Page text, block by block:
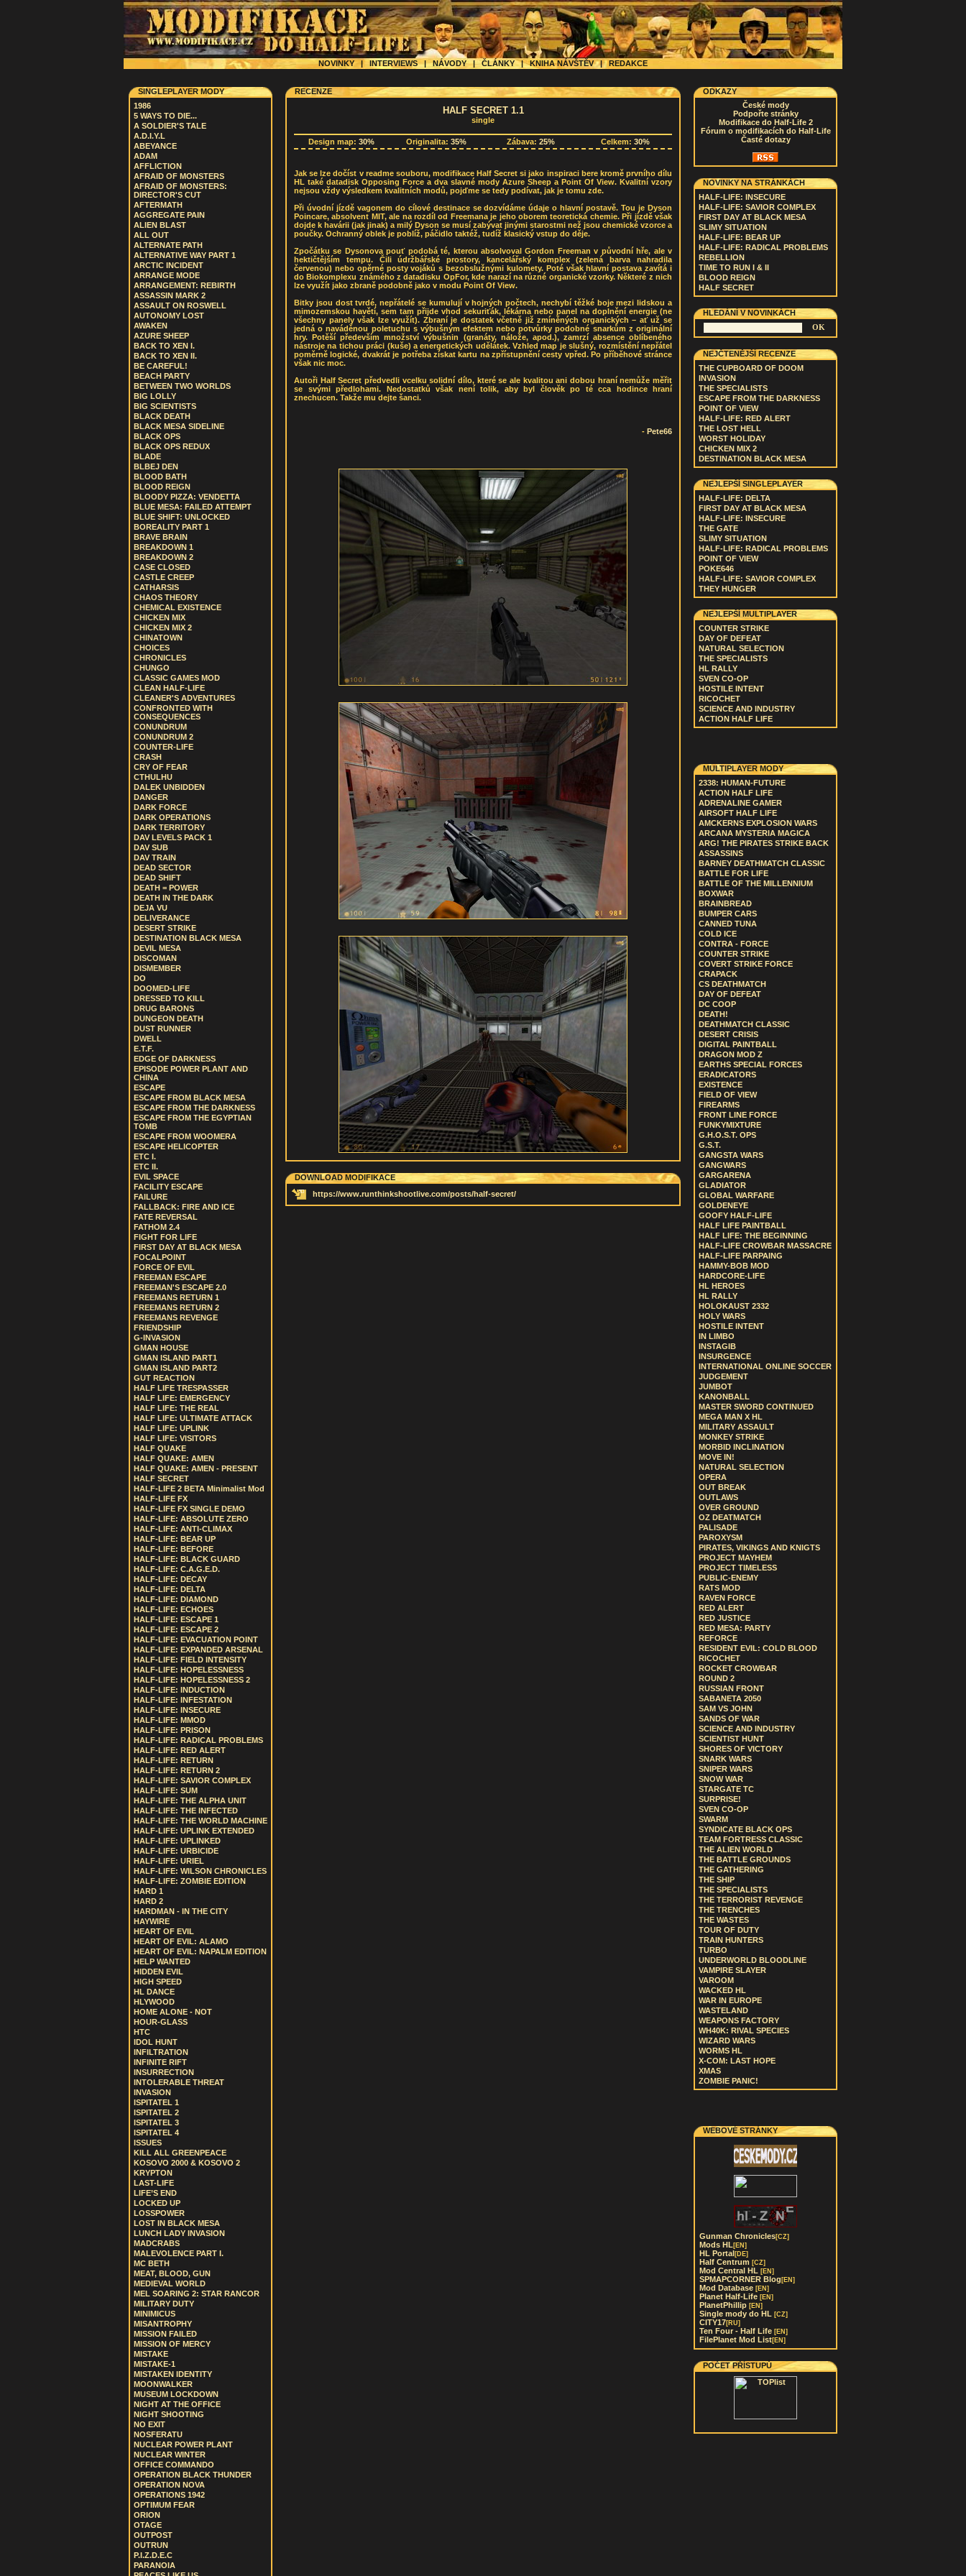
NOVINKY | INTERVIEWS|NÁVODY|ČLÁNKY|KNIHA NÁVŠTĚV|REDAKCE
SINGLEPLAYER MODY
1986
5 WAYS TO DIE...
A SOLDIER'S TALE
A.D.I.Y.L
ABEYANCE
ADAM
AFFLICTION
AFRAID OF MONSTERS
AFRAID OF MONSTERS:
DIRECTOR'S CUT
AFTERMATH
AGGREGATE PAIN
ALIEN BLAST
ALL OUT
ALTERNATE PATH
ALTERNATIVE WAY PART 1
ARCTIC INCIDENT
ARRANGE MODE
ARRANGEMENT: REBIRTH
ASSASSIN MARK 2
ASSAULT ON ROSWELL
AUTONOMY LOST
AWAKEN
AZURE SHEEP
BACK TO XEN I.
BACK TO XEN II.
BE CAREFUL!
BEACH PARTY
BETWEEN TWO WORLDS
BIG LOLLY
BIG SCIENTISTS
BLACK DEATH
BLACK MESA SIDELINE
BLACK OPS
BLACK OPS REDUX
BLADE
BLBEJ DEN
BLOOD BATH
BLOOD REIGN
BLOODY PIZZA: VENDETTA
BLUE MESA: FAILED ATTEMPT
BLUE SHIFT: UNLOCKED
BOREALITY PART 1
BRAVE BRAIN
BREAKDOWN 1
BREAKDOWN 2
CASE CLOSED
CASTLE CREEP
CATHARSIS
CHAOS THEORY
CHEMICAL EXISTENCE
CHICKEN MIX
CHICKEN MIX 2
CHINATOWN
CHOICES
CHRONICLES
CHUNGO
CLASSIC GAMES MOD
CLEAN HALF-LIFE
CLEANER'S ADVENTURES
CONFRONTED WITH
CONSEQUENCES
CONUNDRUM
CONUNDRUM 2
COUNTER-LIFE
CRASH
CRY OF FEAR
CTHULHU
DALEK UNBIDDEN
DANGER
DARK FORCE
DARK OPERATIONS
DARK TERRITORY
DAV LEVELS PACK 1
DAV SUB
DAV TRAIN
DEAD SECTOR
DEAD SHIFT
DEATH = POWER
DEATH IN THE DARK
DEJA VU
DELIVERANCE
DESERT STRIKE
DESTINATION BLACK MESA
DEVIL MESA
DISCOMAN
DISMEMBER
DO
DOOMED-LIFE
DRESSED TO KILL
DRUG BARONS
DUNGEON DEATH
DUST RUNNER
DWELL
E.T.F.
EDGE OF DARKNESS
EPISODE POWER PLANT AND
CHINA
ESCAPE
ESCAPE FROM BLACK MESA
ESCAPE FROM THE DARKNESS
ESCAPE FROM THE EGYPTIAN
TOMB
ESCAPE FROM WOOMERA
ESCAPE HELICOPTER
ETC I.
ETC II.
EVIL SPACE
FACILITY ESCAPE
FAILURE
FALLBACK: FIRE AND ICE
FATE REVERSAL
FATHOM 2.4
FIGHT FOR LIFE
FIRST DAY AT BLACK MESA
FOCALPOINT
FORCE OF EVIL
FREEMAN ESCAPE
FREEMAN'S ESCAPE 2.0
FREEMANS RETURN 1
FREEMANS RETURN 2
FREEMANS REVENGE
FRIENDSHIP
G-INVASION
GMAN HOUSE
GMAN ISLAND PART1
GMAN ISLAND PART2
GUT REACTION
HALF LIFE TRESPASSER
HALF LIFE: EMERGENCY
HALF LIFE: THE REAL
HALF LIFE: ULTIMATE ATTACK
HALF LIFE: UPLINK
HALF LIFE: VISITORS
HALF QUAKE
HALF QUAKE: AMEN
HALF QUAKE: AMEN - PRESENT
HALF SECRET
HALF-LIFE 2 BETA Minimalist Mod
HALF-LIFE FX
HALF-LIFE FX SINGLE DEMO
HALF-LIFE: ABSOLUTE ZERO
HALF-LIFE: ANTI-CLIMAX
HALF-LIFE: BEAR UP
HALF-LIFE: BEFORE
HALF-LIFE: BLACK GUARD
HALF-LIFE: C.A.G.E.D.
HALF-LIFE: DECAY
HALF-LIFE: DELTA
HALF-LIFE: DIAMOND
HALF-LIFE: ECHOES
HALF-LIFE: ESCAPE 1
HALF-LIFE: ESCAPE 2
HALF-LIFE: EVACUATION POINT
HALF-LIFE: EXPANDED ARSENAL
HALF-LIFE: FIELD INTENSITY
HALF-LIFE: HOPELESSNESS
HALF-LIFE: HOPELESSNESS 2
HALF-LIFE: INDUCTION
HALF-LIFE: INFESTATION
HALF-LIFE: INSECURE
HALF-LIFE: MMOD
HALF-LIFE: PRISON
HALF-LIFE: RADICAL PROBLEMS
HALF-LIFE: RED ALERT
HALF-LIFE: RETURN
HALF-LIFE: RETURN 2
HALF-LIFE: SAVIOR COMPLEX
HALF-LIFE: SUM
HALF-LIFE: THE ALPHA UNIT
HALF-LIFE: THE INFECTED
HALF-LIFE: THE WORLD MACHINE
HALF-LIFE: UPLINK EXTENDED
HALF-LIFE: UPLINKED
HALF-LIFE: URBICIDE
HALF-LIFE: URIEL
HALF-LIFE: WILSON CHRONICLES
HALF-LIFE: ZOMBIE EDITION
HARD 1
HARD 2
HARDMAN - IN THE CITY
HAYWIRE
HEART OF EVIL
HEART OF EVIL: ALAMO
HEART OF EVIL: NAPALM EDITION
HELP WANTED
HIDDEN EVIL
HIGH SPEED
HL DANCE
HLYWOOD
HOME ALONE - NOT
HOUR-GLASS
HTC
IDOL HUNT
INFILTRATION
INFINITE RIFT
INSURRECTION
INTOLERABLE THREAT
INVASION
ISPITATEL 1
ISPITATEL 2
ISPITATEL 3
ISPITATEL 4
ISSUES
KILL ALL GREENPEACE
KOSOVO 2000 & KOSOVO 2
KRYPTON
LAST-LIFE
LIFE’S END
LOCKED UP
LOSSPOWER
LOST IN BLACK MESA
LUNCH LADY INVASION
MADCRABS
MALEVOLENCE PART I.
MC BETH
MEAT, BLOOD, GUN
MEDIEVAL WORLD
MEL SOARING 2: STAR RANCOR
MILITARY DUTY
MINIMICUS
MISANTROPHY
MISSION FAILED
MISSION OF MERCY
MISTAKE
MISTAKE-1
MISTAKEN IDENTITY
MOONWALKER
MUSEUM LOCKDOWN
NIGHT AT THE OFFICE
NIGHT SHOOTING
NO EXIT
NOSFERATU
NUCLEAR POWER PLANT
NUCLEAR WINTER
OFFICE COMMANDO
OPERATION BLACK THUNDER
OPERATION NOVA
OPERATIONS 1942
OPTIMUM FEAR
ORION
OTAGE
OUTPOST
OUTRUN
P.I.Z.D.E.C
PARANOIA
RECENZE
HALF SECRET 1.1
single
Design map: 30% Originalita: 35% Zábava: 25% Celkem: 30%
Jak se lze dočíst v readme souboru, modifikace Half Secret si jako inspiraci bere kromě prvního dílu
HL také datadisk Opposing Force a dva slavné mody Azure Sheep a Point Of View. Kvalitní vzory
nejsou vždy výsledkem kvalitních modů, pojďme se tedy podívat, jak je tomu zde.
Při úvodní jízdě vagonem do cílové destinace se dozvídáme údaje o hlavní postavě. Tou je Dyson
Poincare, absolvent MIT, ale na rozdíl od Freemana je jeho oborem teoretická chemie. Při jízdě však
dojde k havárii (jak jinak) a milý Dyson se musí zabývat jinými starostmi než jsou chemické vzorce a
poučky. Ochranný oblek je poblíž, páčidlo taktéž, tudíž klasický vstup do děje.
Zpočátku se Dysonova pouť podobá té, kterou absolvoval Gordon Freeman v původní hře, ale v
hektičtějším tempu. Čili údržbářské prostory, kancelářský komplex (zelená barva nahradila
červenou) nebo opěrné posty vojáků s bezobslužnými kulomety. Poté však hlavní postava zavítá i
do Biokomplexu známého z datadisku OpFor, kde narazí na různé organické vzorky. Některé z nich
lze využít jako zbraně podobně jako v modu Point Of View.
Bitky jsou dost tvrdé, nepřátelé se kumulují v hojných počtech, nechybí těžké boje mezi lidskou a
mimozemskou havětí, sem tam přijde vhod sekuriťák, lékárna nebo panel na doplnění energie (ne
všechny panely však lze využít). Zbraní je dostatek včetně již zmíněných organických – ať už se
jedná o naváděnou poletuchu s výbušným efektem nebo potvůrky podobné snarkům z originální
hry. Potěší především množství výbušnin (granáty, nálože, apod.), zamrzí absence oblíbeného
nástroje na tichou práci (kuše) a energetických udělátek. Vzhled map je slušný, rozmístění nepřátel
poměrně logické, dvakrát je potřeba získat kartu na zpřístupnění cesty vpřed. Po příběhové stránce
však nic moc.
Autoři Half Secret předvedli vcelku solidní dílo, které se ale kvalitou ani dobou hraní nemůže měřit
se svými předlohami. Nedostatků však není tolik, aby byl člověk po té cca hodince hraní
znechucen. Takže mu dejte šanci.
- Pete66
DOWNLOAD MODIFIKACE
https://www.runthinkshootlive.com/posts/half-secret/
ODKAZY
České mody
Podpořte stránky
Modifikace do Half-Life 2
Fórum o modifikacích do Half-Life
Časté dotazy
NOVINKY NA STRÁNKÁCH
HALF-LIFE: INSECURE
HALF-LIFE: SAVIOR COMPLEX
FIRST DAY AT BLACK MESA
SLIMY SITUATION
HALF-LIFE: BEAR UP
HALF-LIFE: RADICAL PROBLEMS
REBELLION
TIME TO RUN I & II
BLOOD REIGN
HALF SECRET
HLEDÁNÍ V NOVINKÁCH
NEJČTENĚJŠÍ RECENZE
THE CUPBOARD OF DOOM
INVASION
THE SPECIALISTS
ESCAPE FROM THE DARKNESS
POINT OF VIEW
HALF-LIFE: RED ALERT
THE LOST HELL
WORST HOLIDAY
CHICKEN MIX 2
DESTINATION BLACK MESA
NEJLEPŠÍ SINGLEPLAYER
HALF-LIFE: DELTA
FIRST DAY AT BLACK MESA
HALF-LIFE: INSECURE
THE GATE
SLIMY SITUATION
HALF-LIFE: RADICAL PROBLEMS
POINT OF VIEW
POKE646
HALF-LIFE: SAVIOR COMPLEX
THEY HUNGER
NEJLEPŠÍ MULTIPLAYER
COUNTER STRIKE
DAY OF DEFEAT
NATURAL SELECTION
THE SPECIALISTS
HL RALLY
SVEN CO-OP
HOSTILE INTENT
RICOCHET
SCIENCE AND INDUSTRY
ACTION HALF LIFE
MULTIPLAYER MODY
2338: HUMAN-FUTURE
ACTION HALF LIFE
ADRENALINE GAMER
AIRSOFT HALF LIFE
AMCKERNS EXPLOSION WARS
ARCANA MYSTERIA MAGICA
ARG! THE PIRATES STRIKE BACK
ASSASSINS
BARNEY DEATHMATCH CLASSIC
BATTLE FOR LIFE
BATTLE OF THE MILLENNIUM
BOXWAR
BRAINBREAD
BUMPER CARS
CANNED TUNA
COLD ICE
CONTRA - FORCE
COUNTER STRIKE
COVERT STRIKE FORCE
CRAPACK
CS DEATHMATCH
DAY OF DEFEAT
DC COOP
DEATH!
DEATHMATCH CLASSIC
DESERT CRISIS
DIGITAL PAINTBALL
DRAGON MOD Z
EARTHS SPECIAL FORCES
ERADICATORS
EXISTENCE
FIELD OF VIEW
FIREARMS
FRONT LINE FORCE
FUNKYMIXTURE
G.H.O.S.T. OPS
G.S.T.
GANGSTA WARS
GANGWARS
GARGARENA
GLADIATOR
GLOBAL WARFARE
GOLDENEYE
GOOFY HALF-LIFE
HALF LIFE PAINTBALL
HALF LIFE: THE BEGINNING
HALF-LIFE CROWBAR MASSACRE
HALF-LIFE PARPAING
HAMMY-BOB MOD
HARDCORE-LIFE
HL HEROES
HL RALLY
HOLOKAUST 2332
HOLY WARS
HOSTILE INTENT
IN LIMBO
INSTAGIB
INSURGENCE
INTERNATIONAL ONLINE SOCCER
JUDGEMENT
JUMBOT
KANONBALL
MASTER SWORD CONTINUED
MEGA MAN X HL
MILITARY ASSAULT
MONKEY STRIKE
MORBID INCLINATION
MOVE IN!
NATURAL SELECTION
OPERA
OUT BREAK
OUTLAWS
OVER GROUND
OZ DEATMATCH
PALISADE
PAROXYSM
PIRATES, VIKINGS AND KNIGTS
PROJECT MAYHEM
PROJECT TIMELESS
PUBLIC-ENEMY
RATS MOD
RAVEN FORCE
RED ALERT
RED JUSTICE
RED MESA: PARTY
REFORCE
RESIDENT EVIL: COLD BLOOD
RICOCHET
ROCKET CROWBAR
ROUND 2
RUSSIAN FRONT
SABANETA 2050
SAM VS JOHN
SANDS OF WAR
SCIENCE AND INDUSTRY
SCIENTIST HUNT
SHORES OF VICTORY
SNARK WARS
SNIPER WARS
SNOW WAR
STARGATE TC
SURPRISE!
SVEN CO-OP
SWARM
SYNDICATE BLACK OPS
TEAM FORTRESS CLASSIC
THE ALIEN WORLD
THE BATTLE GROUNDS
THE GATHERING
THE SHIP
THE SPECIALISTS
THE TERRORIST REVENGE
THE TRENCHES
THE WASTES
TOUR OF DUTY
TRAIN HUNTERS
TURBO
UNDERWORLD BLOODLINE
VAMPIRE SLAYER
VAROOM
WACKED HL
WAR IN EUROPE
WASTELAND
WEAPONS FACTORY
WH40K: RIVAL SPECIES
WIZARD WARS
WORMS HL
X-COM: LAST HOPE
XMAS
ZOMBIE PANIC!
WEBOVÉ STRÁNKY
Gunman Chronicles[CZ]
Mods HL [EN]
HL Portal[DE]
Half Centrum [CZ]
Mod Central HL [EN]
SPMAPCORNER Blog [EN]
Mod Database [EN]
Planet Half-Life [EN]
PlanetPhillip [EN]
Single mody do HL [CZ]
CITY17[RU]
Ten Four - Half Life [EN]
FilePlanet Mod List[EN]
POČET PŘÍSTUPŮ